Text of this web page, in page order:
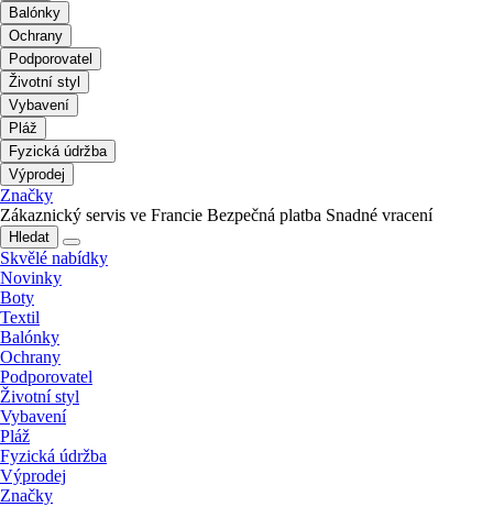
Balónky
Ochrany
Podporovatel
Životní styl
Vybavení
Pláž
Fyzická údržba
Výprodej
Značky
Zákaznický servis ve Francie Bezpečná platba Snadné vracení
Hledat
Skvělé nabídky
Novinky
Boty
Textil
Balónky
Ochrany
Podporovatel
Životní styl
Vybavení
Pláž
Fyzická údržba
Výprodej
Značky